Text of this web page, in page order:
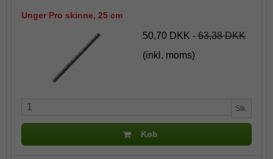
Unger Pro skinne, 25 cm
50,70 DKK - 63,38 DKK
(inkl. moms)
Stk.
Køb